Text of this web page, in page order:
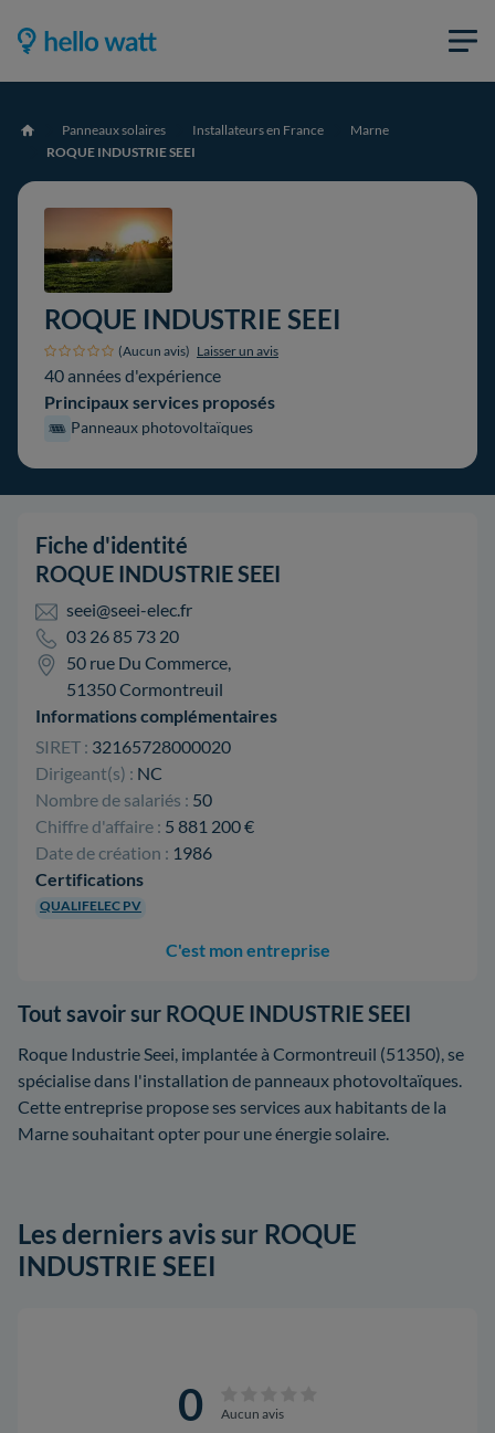
Accueil Panneaux solaires Installateurs en France
Marne
ROQUE INDUSTRIE SEEI
ROQUE INDUSTRIE SEEI
(Aucun avis) Laisser un avis
40 années d'expérience
Principaux services proposés
Panneaux photovoltaïques
Fiche d'identité
ROQUE INDUSTRIE SEEI
seei@seei-elec.fr
03 26 85 73 20
50 rue Du Commerce,
51350 Cormontreuil
Informations complémentaires
SIRET : 32165728000020
Dirigeant(s) : NC
Nombre de salariés : 50
Chiffre d'affaire : 5 881 200 €
Date de création : 1986
Certifications
QUALIFELEC PV
C'est mon entreprise
Tout savoir sur ROQUE INDUSTRIE SEEI
Roque Industrie Seei, implantée à Cormontreuil (51350), se
spécialise dans l'installation de panneaux photovoltaïques.
Cette entreprise propose ses services aux habitants de la
Marne souhaitant opter pour une énergie solaire.
Les derniers avis sur ROQUE
INDUSTRIE SEEI
0 Aucun avis